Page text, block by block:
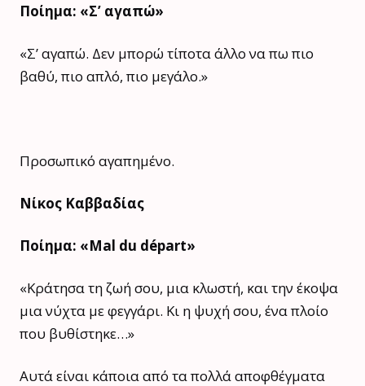
Ποίημα: «Σ’ αγαπώ»
«Σ’ αγαπώ. Δεν μπορώ τίποτα άλλο να πω πιο
βαθύ, πιο απλό, πιο μεγάλο.»
Προσωπικό αγαπημένο.
Νίκος Καββαδίας
Ποίημα: «Mal du départ»
«Κράτησα τη ζωή σου, μια κλωστή, και την έκοψα
μια νύχτα με φεγγάρι. Κι η ψυχή σου, ένα πλοίο
που βυθίστηκε…»
Αυτά είναι κάποια από τα πολλά αποφθέγματα